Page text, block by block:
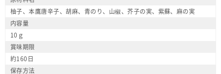
柚子、本鷹唐辛子、胡麻、青のり、山椒、芥子の実、紫蘇、麻の実
内容量
10ｇ
賞味期限
約160日
保存方法